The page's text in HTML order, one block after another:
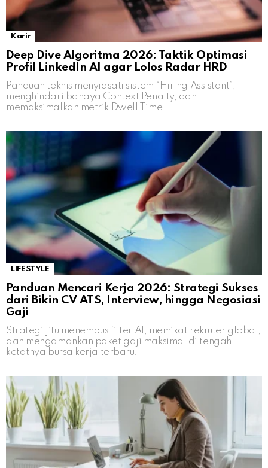
Karir
Deep Dive Algoritma 2026: Taktik Optimasi
Profil LinkedIn AI agar Lolos Radar HRD
Panduan teknis menyiasati sistem “Hiring Assistant”,
menghindari bahaya Context Penalty, dan
memaksimalkan metrik Dwell Time.
LIFESTYLE
Panduan Mencari Kerja 2026: Strategi Sukses
dari Bikin CV ATS, Interview, hingga Negosiasi
Gaji
Strategi jitu menembus filter AI, memikat rekruter global,
dan mengamankan paket gaji maksimal di tengah
ketatnya bursa kerja terbaru.